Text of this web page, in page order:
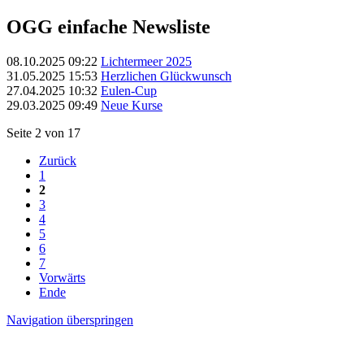
OGG einfache Newsliste
08.10.2025 09:22 Lichtermeer 2025
31.05.2025 15:53 Herzlichen Glückwunsch
27.04.2025 10:32 Eulen-Cup
29.03.2025 09:49 Neue Kurse
Seite 2 von 17
Zurück
1
2
3
4
5
6
7
Vorwärts
Ende
Navigation überspringen